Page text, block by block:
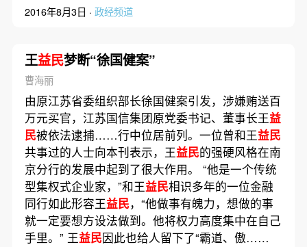
2016年8月3日 · 政经频道
王益民梦断“徐国健案”
曹海丽
由原江苏省委组织部长徐国健案引发，涉嫌贿送百
万元买官，江苏国信集团原党委书记、董事长王益
民被依法逮捕……行中位居前列。一位曾和王益民
共事过的人士向本刊表示，王益民的强硬风格在南
京分行的发展中起到了很大作用。 “他是一个传统
型集权式企业家，”和王益民相识多年的一位金融
同行如此形容王益民，“他做事有魄力，想做的事
就一定要想方设法做到。他将权力高度集中在自己
手里。” 王益民因此也给人留下了“霸道、傲……